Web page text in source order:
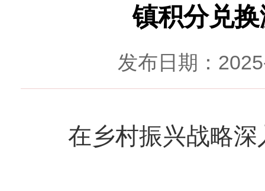
镇积分兑
发布日期：
在乡村振兴战略深